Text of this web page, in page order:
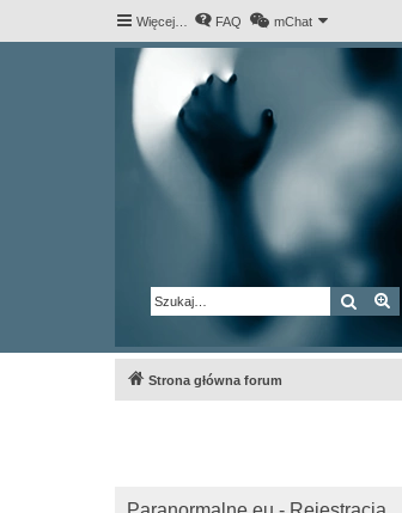
Więcej… FAQ mChat
Szukaj
Strona główna forum